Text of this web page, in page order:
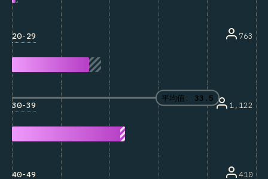
平均值: 33.5
20-29 763
30-39 1,122
40-49 410